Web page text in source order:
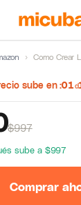
› Como Crear
sube en 01d
$997
sube a $997
Comprar